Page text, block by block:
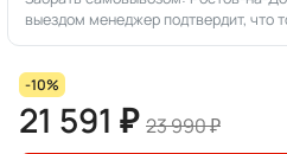
выездом менеджер подтвердит, что
-10%
21 591 ₽ 23 990 ₽